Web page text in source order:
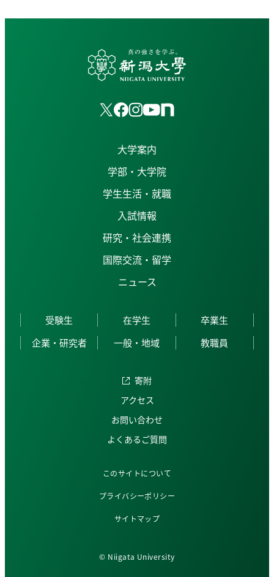
大学案内
学部・大学院
学生生活・就職
入試情報
研究・社会連携
国際交流・留学
ニュース
受験生 在学生
卒業生
企業・研究者
一般・地域 教職員
寄附
アクセス
お問い合わせ
よくあるご質問
このサイトについて
プライバシーポリシー
サイトマップ
© Niigata University